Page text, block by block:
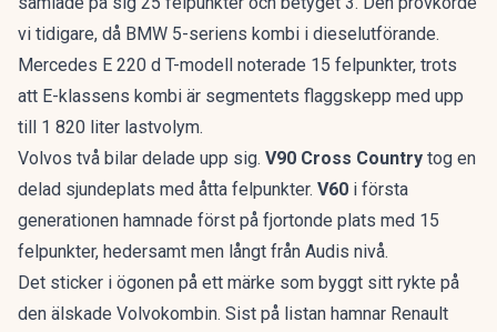
vi tidigare, då BMW 5-seriens kombi i dieselutförande.
Mercedes E 220 d T-modell noterade 15 felpunkter, trots
att E-klassens kombi är segmentets flaggskepp med upp
till 1 820 liter lastvolym.
Volvos två bilar delade upp sig. V90 Cross Country tog en
delad sjundeplats med åtta felpunkter. V60 i första
generationen hamnade först på fjortonde plats med 15
felpunkter, hedersamt men långt från Audis nivå.
Det sticker i ögonen på ett märke som byggt sitt rykte på
den älskade Volvokombin. Sist på listan hamnar Renault